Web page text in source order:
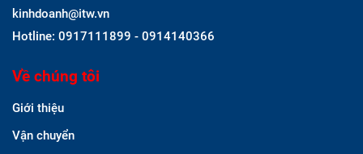
kinhdoanh@itw.vn
Hotline: 0917111899 - 0914140366
Về chúng tôi
Giới thiệu
Vận chuyển